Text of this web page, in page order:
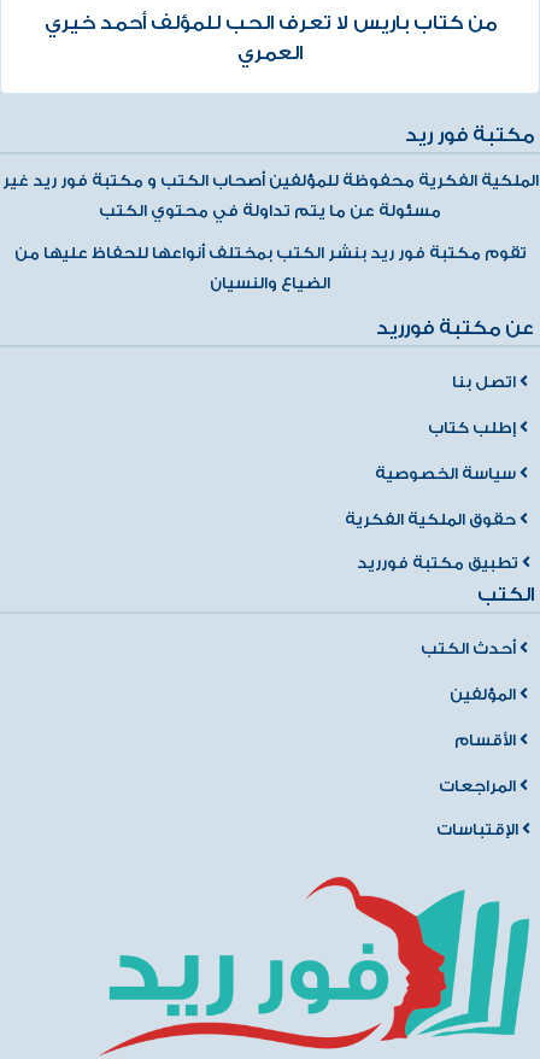
من كتاب باريس لا تعرف الحب للمؤلف أحمد خيري
العمري
مكتبة فور ريد
الملكية الفكرية محفوظة للمؤلفين أصحاب الكتب و مكتبة فور ريد غير
مسئولة عن ما يتم تداولة في محتوي الكتب
تقوم مكتبة فور ريد بنشر الكتب بمختلف أنواعها للحفاظ عليها من
الضياع والنسيان
عن مكتبة فورريد
اتصل بنا
إطلب كتاب
سياسة الخصوصية
حقوق الملكية الفكرية
تطبيق مكتبة فورريد
الكتب
أحدث الكتب
المؤلفين
الأقسام
المراجعات
الإقتباسات